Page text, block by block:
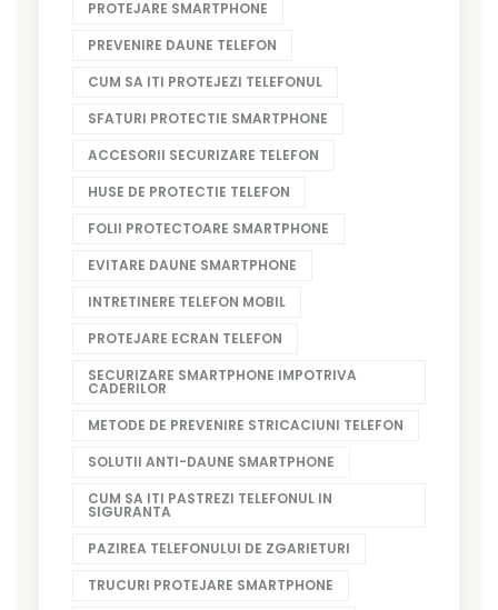
PROTEJARE SMARTPHONE
PREVENIRE DAUNE TELEFON
CUM SA ITI PROTEJEZI TELEFONUL
SFATURI PROTECTIE SMARTPHONE
ACCESORII SECURIZARE TELEFON
HUSE DE PROTECTIE TELEFON
FOLII PROTECTOARE SMARTPHONE
EVITARE DAUNE SMARTPHONE
INTRETINERE TELEFON MOBIL
PROTEJARE ECRAN TELEFON
SECURIZARE SMARTPHONE IMPOTRIVA
CADERILOR
METODE DE PREVENIRE STRICACIUNI TELEFON
SOLUTII ANTI-DAUNE SMARTPHONE
CUM SA ITI PASTREZI TELEFONUL IN
SIGURANTA
PAZIREA TELEFONULUI DE ZGARIETURI
TRUCURI PROTEJARE SMARTPHONE